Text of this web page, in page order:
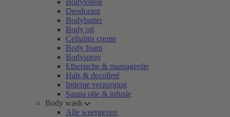
Bodylotion
Deodorant
Bodybutter
Body oil
Cellulitis creme
Body foam
Bodyspray
Etherische & massageolie
Hals & decolleté
Intieme verzorging
Sauna olie & infusie
Body wash
Alle weergeven